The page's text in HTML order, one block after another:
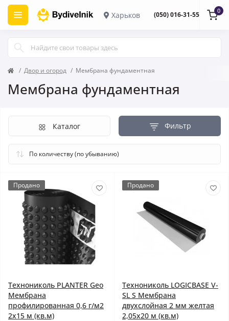
Харьков (050) 016-31-55 0
Двор и огород Мембрана фундаментная
Мембрана фундаментная
Фильтр
Каталог
Продано
Технониколь PLANTER Geo
Мембрана
профилированная 0,6 г/м2
2x15 м (кв.м)
Продано
Технониколь LOGICBASE V-
SL S Мембрана
двухслойная 2 мм желтая
2,05x20 м (кв.м)